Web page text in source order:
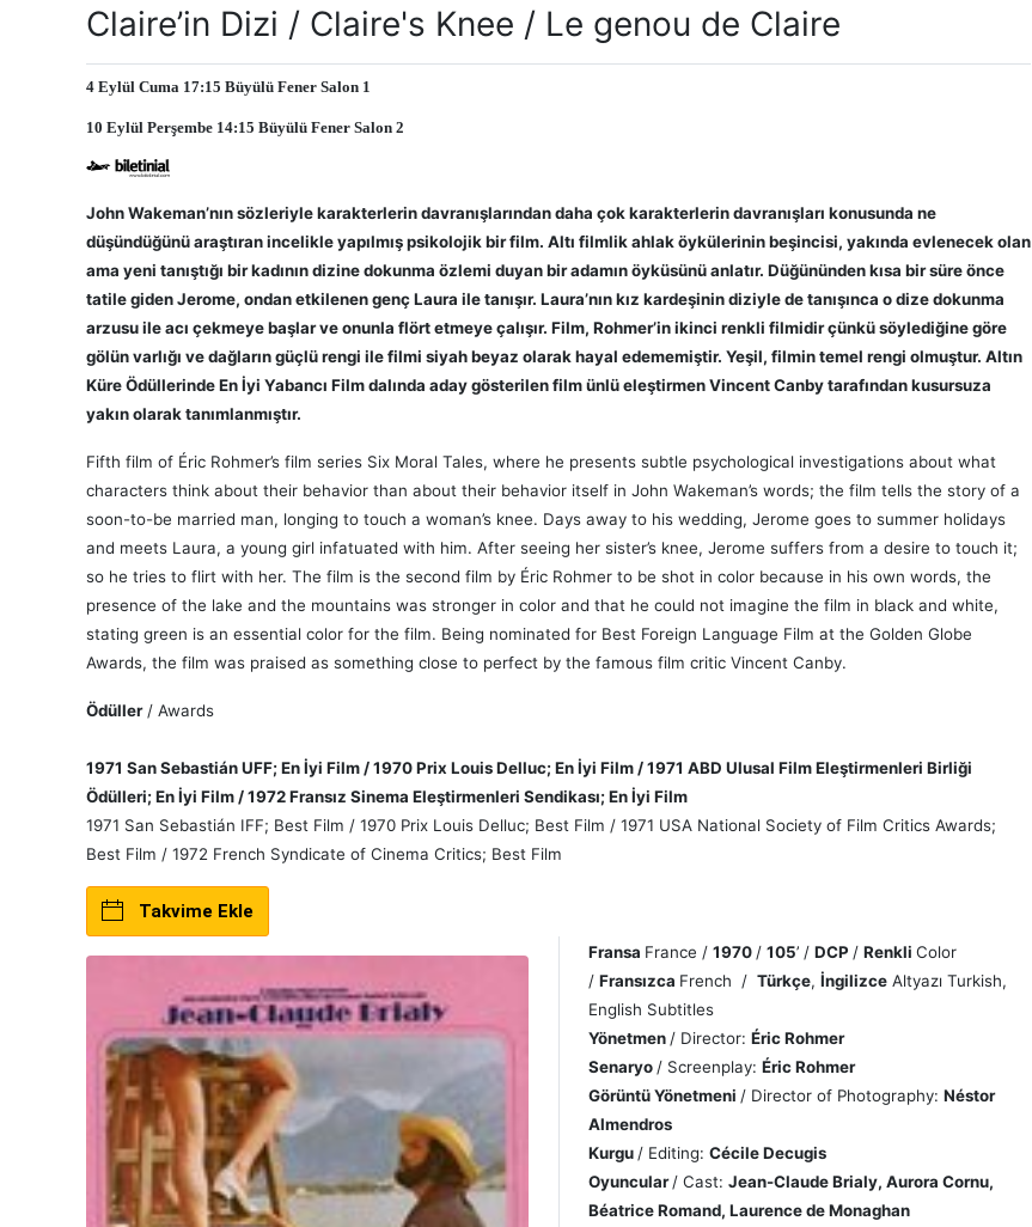
Claire’in Dizi / Claire's Knee / Le genou de Claire
4 Eylül Cuma 17:15 Büyülü Fener Salon 1
10 Eylül Perşembe 14:15 Büyülü Fener Salon 2
John Wakeman’nın sözleriyle karakterlerin davranışlarından daha çok karakterlerin davranışları konusunda ne
düşündüğünü araştıran incelikle yapılmış psikolojik bir film. Altı filmlik ahlak öykülerinin beşincisi, yakında evlenecek olan
ama yeni tanıştığı bir kadının dizine dokunma özlemi duyan bir adamın öyküsünü anlatır. Düğününden kısa bir süre önce
tatile giden Jerome, ondan etkilenen genç Laura ile tanışır. Laura’nın kız kardeşinin diziyle de tanışınca o dize dokunma
arzusu ile acı çekmeye başlar ve onunla flört etmeye çalışır. Film, Rohmer’in ikinci renkli filmidir çünkü söylediğine göre
gölün varlığı ve dağların güçlü rengi ile filmi siyah beyaz olarak hayal edememiştir. Yeşil, filmin temel rengi olmuştur. Altın
Küre Ödüllerinde En İyi Yabancı Film dalında aday gösterilen film ünlü eleştirmen Vincent Canby tarafından kusursuza
yakın olarak tanımlanmıştır.
Fifth film of Éric Rohmer’s film series Six Moral Tales, where he presents subtle psychological investigations about what
characters think about their behavior than about their behavior itself in John Wakeman’s words; the film tells the story of a
soon-to-be married man, longing to touch a woman’s knee. Days away to his wedding, Jerome goes to summer holidays
and meets Laura, a young girl infatuated with him. After seeing her sister’s knee, Jerome suffers from a desire to touch it;
so he tries to flirt with her. The film is the second film by Éric Rohmer to be shot in color because in his own words, the
presence of the lake and the mountains was stronger in color and that he could not imagine the film in black and white,
stating green is an essential color for the film. Being nominated for Best Foreign Language Film at the Golden Globe
Awards, the film was praised as something close to perfect by the famous film critic Vincent Canby.
Ödüller/ Awards
1971 San Sebastián UFF; En İyi Film / 1970 Prix Louis Delluc; En İyi Film / 1971 ABD Ulusal Film Eleştirmenleri Birliği
Ödülleri; En İyi Film / 1972 Fransız Sinema Eleştirmenleri Sendikası; En İyi Film
1971 San Sebastián IFF; Best Film / 1970 Prix Louis Delluc; Best Film / 1971 USA National Society of Film Critics Awards;
Best Film / 1972 French Syndicate of Cinema Critics; Best Film
Takvime Ekle
Fransa France / 1970 / 105’ / DCP / Renkli Color
/ Fransızca French / Türkçe, İngilizce Altyazı Turkish,
English Subtitles
Yönetmen / Director: Éric Rohmer
Senaryo / Screenplay: Éric Rohmer
GörüntüYönetmeni / Director of Photography: Néstor
Almendros
Kurgu / Editing: Cécile Decugis
Oyuncular / Cast: Jean-Claude Brialy, Aurora Cornu,
Béatrice Romand, Laurence de Monaghan